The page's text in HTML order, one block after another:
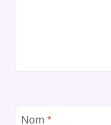
Nom*